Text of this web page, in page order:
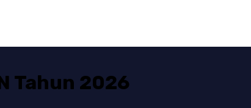
Tahun 2026